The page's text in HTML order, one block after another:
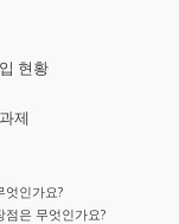
현황
제
엇인가요?
은 무엇인가요?